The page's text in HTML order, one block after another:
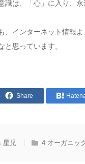
識は、「心」に入り、
、インターネット情報
と思っています。
Share
星児 4 オーガニッ